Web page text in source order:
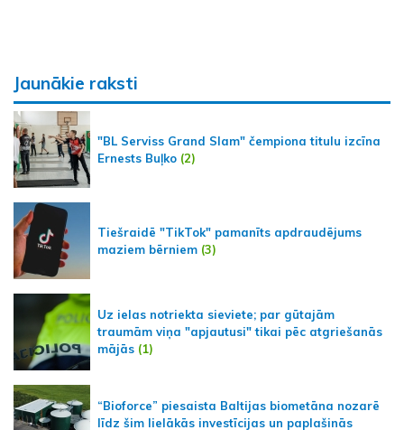
Jaunākie raksti
"BL Serviss Grand Slam" čempiona titulu izcīna
Ernests Buļko (2)
Tiešraidē "TikTok" pamanīts apdraudējums
maziem bērniem (3)
Uz ielas notriekta sieviete; par gūtajām
traumām viņa "apjautusi" tikai pēc atgriešanās
mājās (1)
“Bioforce” piesaista Baltijas biometāna nozarē
līdz šim lielākās investīcijas un paplašinās